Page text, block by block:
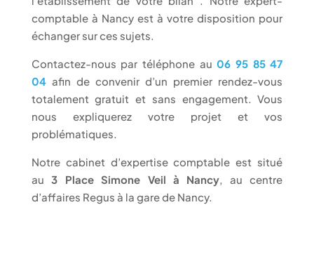
comptable à Nancy est à votre disposition pour
échanger sur ces sujets.
Contactez-nous par téléphone au 06 95 85 47
04afin de convenir d’un premier rendez-vous
totalement gratuit et sans engagement. Vous
nous expliquerez votre projet et vos
problématiques.
Notre cabinet d’expertise comptable est situé
au3 Place Simone Veil à Nancy , au centre
d’affaires Regus à la gare de Nancy.